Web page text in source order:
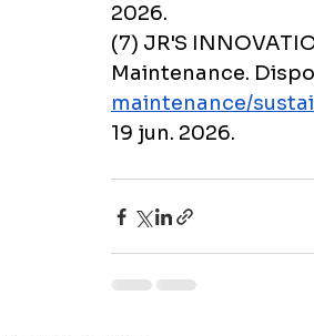
2026.
(7) JR'S
Maintenance.
maintenance/
19 jun. 2026.